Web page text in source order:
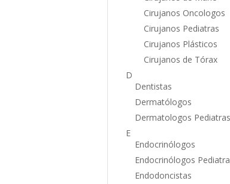
Cirujanos Oncologos
Cirujanos Pediatras
Cirujanos Plásticos
Cirujanos de Tórax
D
Dentistas
Dermatólogos
Dermatologos Pediatras
E
Endocrinólogos
Endocrinólogos
Endodoncistas